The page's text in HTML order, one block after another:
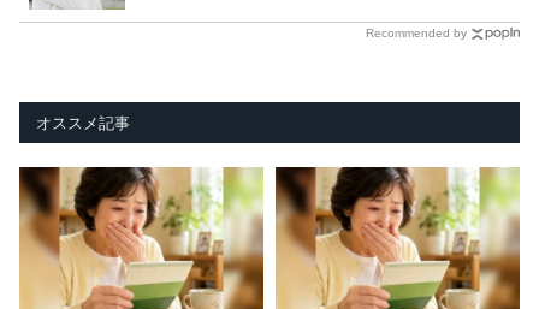
Recommended by
オススメ記事